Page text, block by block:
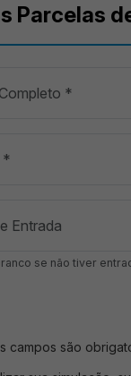
Parcelas
se não tiver
campos são